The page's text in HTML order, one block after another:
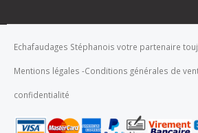
Echafaudages Stéphanois votre partenaire
Mentions légales -Conditions générales de
confidentialité